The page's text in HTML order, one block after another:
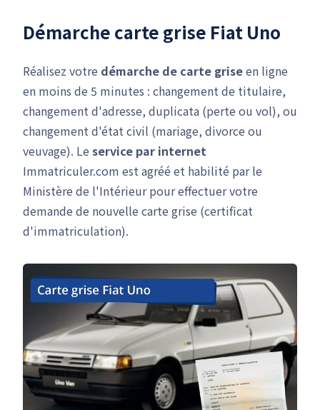
Démarche carte grise Fiat Uno
Réalisez votre démarche de carte griseen ligne
en moins de 5 minutes : changement de titulaire,
changement d'adresse, duplicata (perte ou vol), ou
changement d'état civil (mariage, divorce ou
veuvage). Le service par internet
Immatriculer.com est agréé et habilité par le
Ministère de l'Intérieur pour effectuer votre
demande de nouvelle carte grise (certificat
d'immatriculation).